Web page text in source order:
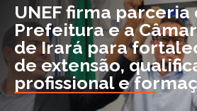
UNEF firma parceria
Prefeitura e a
de Irará para
de extensão,
profissional e